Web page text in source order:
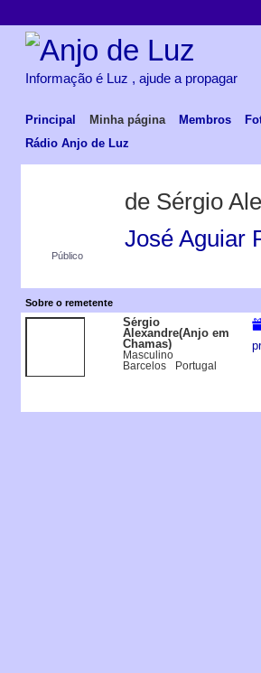
Informação é Luz , ajude a propagar
Principal Minha página Membros
Rádio Anjo de Luz
Público
de Sérgio
José Aguiar
Sobre o remetente
Sérgio
Alexandre(Anjo em
Chamas)
Masculino
Barcelos
Portugal